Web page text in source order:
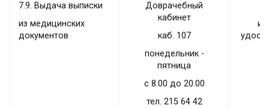
7.9. Выдача выписки
из медицинских
документов
Доврачебный
кабинет
каб. 107
понедельник -
пятница
с 8.00 до 20.00
тел. 215 64 42